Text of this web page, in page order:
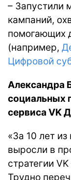
– Запустили
кампаний,
помогающих
(например,
Цифровой
Александра
социальных
сервиса VK
«За 10 лет
выросли в
стратегии
Трудно